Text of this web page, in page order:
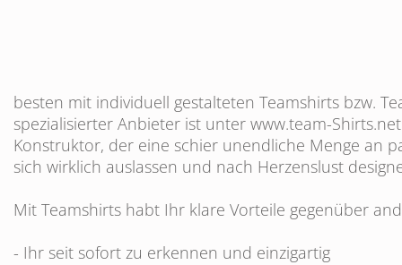
besten mit individuell gestalteten Teamshirts bzw.
spezialisierter Anbieter ist unter www.team-Shirts.net
Konstruktor, der eine schier unendliche Menge an
sich wirklich auslassen und nach Herzenslust
Mit Teamshirts habt Ihr klare Vorteile gegenüber
- Ihr seit sofort zu erkennen und einzigartig